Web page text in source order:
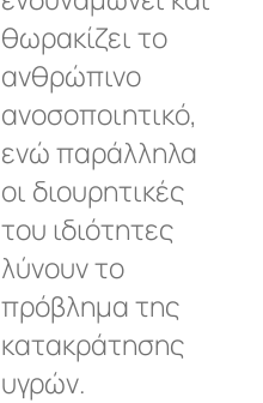
θωρακίζει το
ανθρώπινο
ανοσοποιητικό,
ενώ παράλληλα
οι διουρητικές
του ιδιότητες
λύνουν το
πρόβλημα της
κατακράτησης
υγρών.